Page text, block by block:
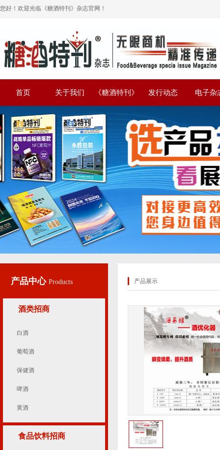
您好！欢迎光临《糖酒特刊》杂志官网！
首页 关于我们 《糖酒特刊》 发行动态 电子杂
产品中心 Products
酒类招商
白酒
葡萄酒
保健酒
啤酒
黄酒
食品饮料招商
产品展示